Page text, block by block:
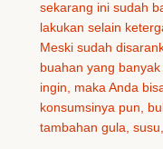
sekarang ini sudah
lakukan selain
Meski sudah
buahan yang
ingin, maka Anda
konsumsinya pun,
tambahan gula,